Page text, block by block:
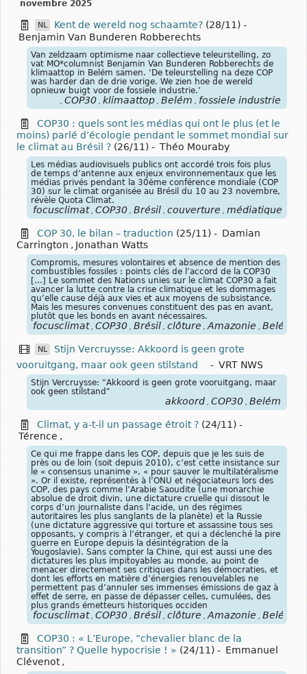
novembre 2025
NL Kent de wereld nog schaamte? (28/11) -
Benjamin Van Bunderen Robberechts
Van zeldzaam optimisme naar collectieve teleurstelling, zo
vat MO*columnist Benjamin Van Bunderen Robberechts de
klimaattop in Belém samen. ‘De teleurstelling na deze COP
was harder dan de drie vorige. We zien hoe de wereld
opnieuw buigt voor de fossiele industrie.’
, COP30 , klimaattop , Belém , fossiele industrie
COP30 : quels sont les médias qui ont le plus (et le
moins) parlé d’écologie pendant le sommet mondial sur
le climat au Brésil ? (26/11) - Théo Mouraby
Les médias audiovisuels publics ont accordé trois fois plus
de temps d’antenne aux enjeux environnementaux que les
médias privés pendant la 30ème conférence mondiale (COP
30) sur le climat organisée au Brésil du 10 au 23 novembre,
révèle Quota Climat.
focusclimat , COP30 , Brésil , couverture , médiatique
COP 30, le bilan – traduction (25/11) - Damian
Carrington , Jonathan Watts
Compromis, mesures volontaires et absence de mention des
combustibles fossiles : points clés de l’accord de la COP30
[…] Le sommet des Nations unies sur le climat COP30 a fait
avancer la lutte contre la crise climatique et les dommages
qu’elle cause déjà aux vies et aux moyens de subsistance.
Mais les mesures convenues constituent des pas en avant,
plutôt que les bonds en avant nécessaires.
focusclimat , COP30 , Brésil , clôture , Amazonie , Belém
NL
Stijn Vercruysse: Akkoord is geen grote
vooruitgang, maar ook geen stilstand
- VRT NWS
Stijn Vercruysse: "Akkoord is geen grote vooruitgang, maar
ook geen stilstand"
akkoord COP30 Belém
Climat, y a-t-il un passage étroit ? (24/11) -
Térence ,
Ce qui me frappe dans les COP, depuis que je les suis de
près ou de loin (soit depuis 2010), c’est cette insistance sur
le « consensus unanime », « pour sauver le multilatéralisme
». Or il existe, représentés à l’ONU et négociateurs lors des
COP, des pays comme l’Arabie Saoudite (une monarchie
absolue de droit divin, une dictature cruelle qui dissout le
corps d’un journaliste dans l’acide, un des régimes
autoritaires les plus sanglants de la planète) et la Russie
(une dictature aggressive qui torture et assassine tous ses
opposants, y compris à l’étranger, et qui a déclenché la pire
guerre en Europe depuis la désintégration de la
Yougoslavie). Sans compter la Chine, qui est aussi une des
dictatures les plus impitoyables au monde, au point de
menacer directement ses critiques dans les démocraties, et
dont les efforts en matière d’énergies renouvelables ne
permettent pas d’annuler ses immenses émissions de gaz à
effet de serre, en passe de dépasser celles, cumulées, des
plus grands émetteurs historiques occiden
focusclimat COP30 Brésil clôture Amazonie Belém
COP30 : « L’Europe, “chevalier blanc de la
transition” ? Quelle hypocrisie ! » (24/11) - Emmanuel
Clévenot ,